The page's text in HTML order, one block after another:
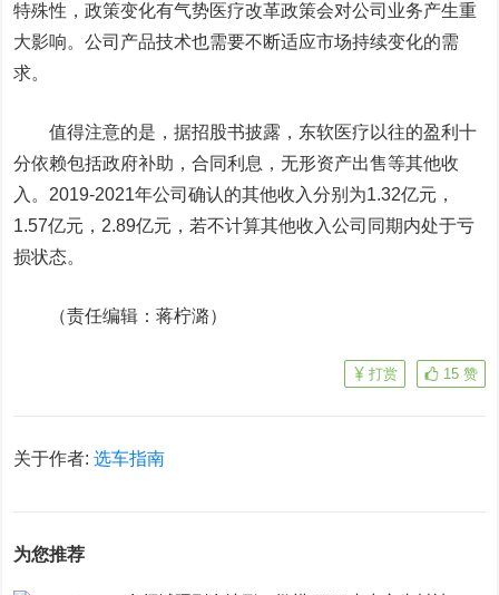
特殊性，政策变化有气势医疗改革政策会对公司业务产生重
大影响。公司产品技术也需要不断适应市场持续变化的需
求。
值得注意的是，据招股书披露，东软医疗以往的盈利十
分依赖包括政府补助，合同利息，无形资产出售等其他收
入。2019-2021年公司确认的其他收入分别为1.32亿元，
1.57亿元，2.89亿元，若不计算其他收入公司同期内处于亏
损状态。
（责任编辑：蒋柠潞）
15 赞
打赏
关于作者:选车指南
为您推荐